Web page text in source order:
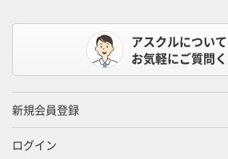
アスクルについて
お気軽にご質問く
新規会員登録
ログイン